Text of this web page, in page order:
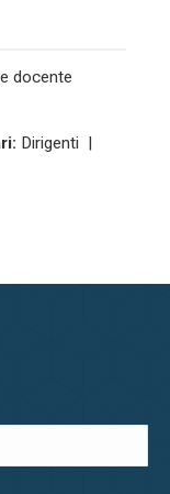
docente
Dirigenti |